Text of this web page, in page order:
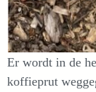
Er wordt in de
koffieprut